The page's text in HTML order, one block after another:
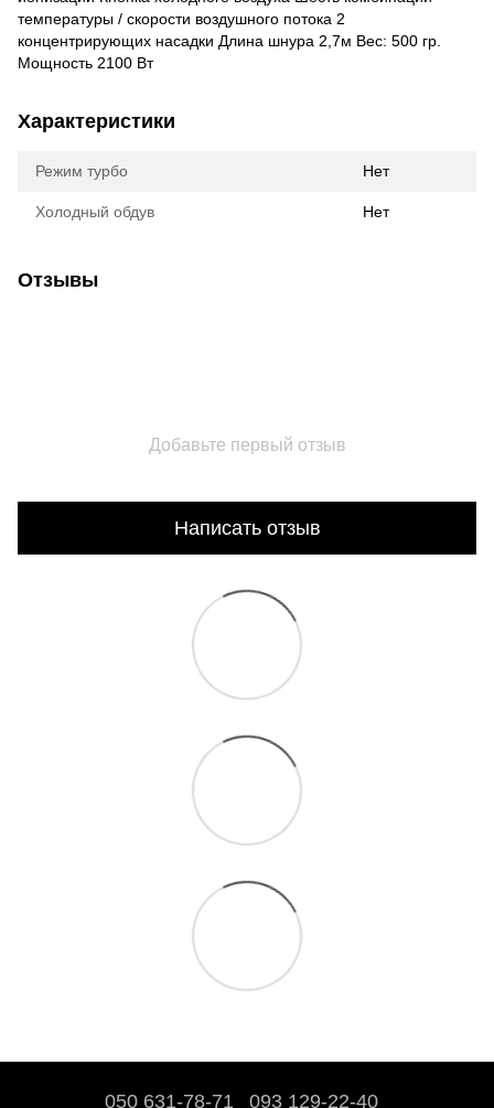
температуры / скорости воздушного потока 2
концентрирующих насадки Длина шнура 2,7м Вес: 500 гр.
Мощность 2100 Вт
Характеристики
Режим турбо Нет
Холодный обдув Нет
Отзывы
Добавьте первый отзыв
Написать отзыв
050 631-78-71 093 129-22-40